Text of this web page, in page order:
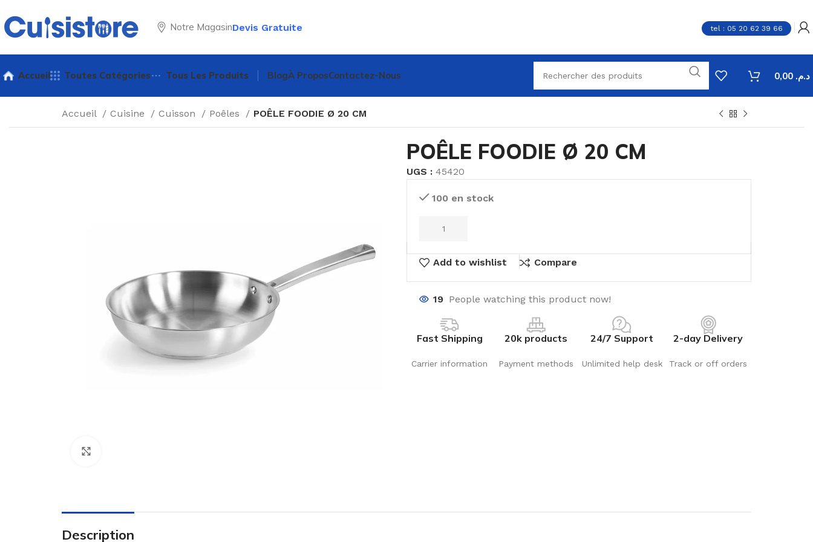
Notre MagasinDevis Gratuite tel : 05 20 62 39 66
Accueil Toutes Catégories Tous Les Produits BlogÀ ProposContactez-Nous د.م.
Accueil Cuisine Cuisson Poêles POÊLE FOODIE Ø 20 CM
POÊLE FOODIE Ø 20 CM
UGS : 45420
100 en stock
Add to wishlist Compare
19 People watching this product now!
Fast Shipping
Carrier information
20k products
Payment methods
24/7 Support
Unlimited help desk
2-day Delivery
Track or off orders
Description